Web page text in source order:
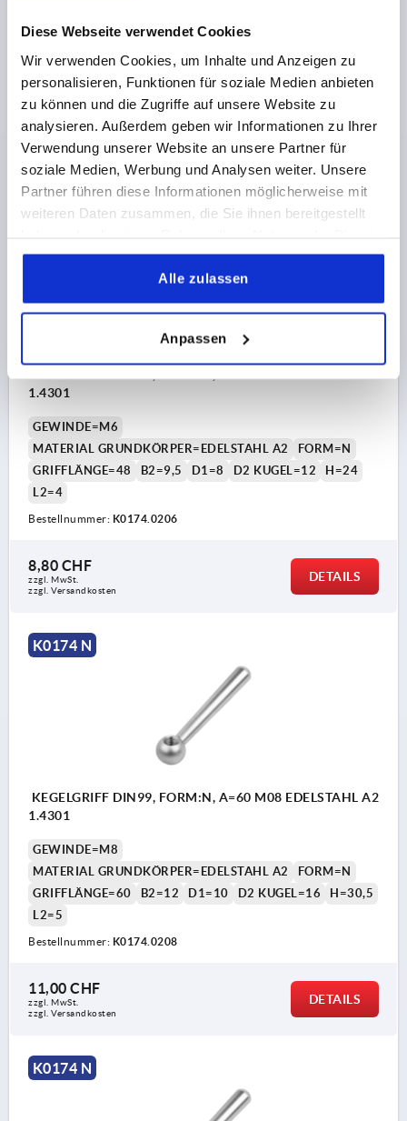
Diese Webseite verwendet Cookies
Wir verwenden Cookies, um Inhalte und Anzeigen zu
personalisieren, Funktionen für soziale Medien anbieten
zu können und die Zugriffe auf unsere Website zu
analysieren. Außerdem geben wir Informationen zu Ihrer
Verwendung unserer Website an unsere Partner für
soziale Medien, Werbung und Analysen weiter. Unsere
Partner führen diese Informationen möglicherweise mit
weiteren Daten zusammen, die Sie ihnen bereitgestellt
gesammelt haben.
Alle zulassen
Anpassen
GEWINDE=M20
MATERIAL GRUNDKÖRPER=STAHL
D2 KUGEL=40
H=75,5 L2=12,5
30,78 CHF
zzgl. Versandkosten
DETAILS
K0174 N
1.4301
GEWINDE=M6
MATERIAL GRUNDKÖRPER=EDELSTAHL A2
FORM=N
GRIFFLÄNGE=48
B2=9,5 D1=8 D2 KUGEL=12
H=24
L2=4
Bestellnummer: K0174.0206
8,80 CHF
zzgl. MwSt.
zzgl. Versandkosten
DETAILS
K0174 N
KEGELGRIFF DIN99, FORM:N, A=60 M08 EDELSTAHL A2
1.4301
GEWINDE=M8
MATERIAL GRUNDKÖRPER=EDELSTAHL A2
FORM=N
GRIFFLÄNGE=60
B2=12 D1=10 D2 KUGEL=16
H=30,5
L2=5
Bestellnummer: K0174.0208
11,00 CHF
zzgl. MwSt.
zzgl. Versandkosten
DETAILS
K0174 N